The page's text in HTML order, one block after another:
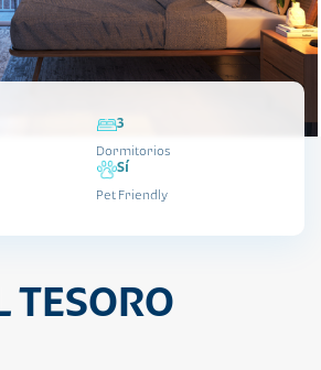
3
Dormitorios
Sí
Pet Friendly
TESORO